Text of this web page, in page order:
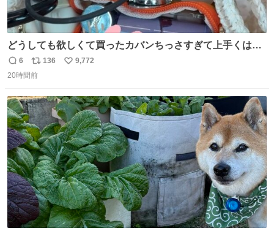
どうしても欲しくて買ったカバンちっさすぎて上手くはめ
ないと荷物入らん。女のカバンってなんでこんなちっさい
の
返
信
6
リ
ポ
ト
数
136
い
数
9,772
20時間前